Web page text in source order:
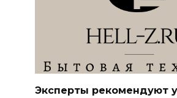
Эксперты рекомендуют